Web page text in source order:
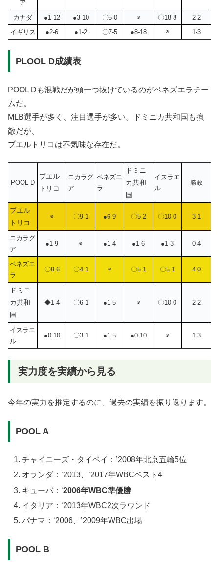
ア
カナダ ●1-12 ●3-10 〇5-0 ⊗ 〇18-8
2-2
イギリス
●2-6 ●1-2 〇7-5 ●8-18 ⊗ 1-3
PLOOL D成績表
POOL Dも混戦だが頭一つ抜けているのがベネズエラチー
ムだ。
MLB選手が多く、注目選手が多い。ドミニカ共和国も強
敵だが、
プエルトリコは不気味な存在だ。
POOL D
プエル
トリコ
ニカラグ
ア
ベネズエ
ラ
ドミニ
カ共和
国
イスラエ
ル
勝敗
プエル
トリコ
⊗ 〇9-1 ●6-9 〇5-2 〇10-0 3-1
ニカラグ
ア
●1-9 ⊗ ●1-4 ●1-6 ●1-3 0-4
ベネズエ
ラ
〇9-6 〇4-1 ⊗ 〇5-1 〇5-1 4-0
ドミニ
カ共和
国
◆1-4 〇6-1 ●1-5 ⊗ 〇10-0 2-2
イスラエ
ル
●0-10 〇3-1 ●1-5 ●0-10 ⊗ 1-3
実力度を実績から見る
今年の実力を推定するのに、過去の実績を振り返ります。
POOL A
チャイニーズ・タイペイ：’2008年北京五輪5位
オランダ： ‘2013、’2017年WBCベスト4
キューバ： ‘2006年WBC準優勝
イタリア： ‘2013年WBC2次ラウンド
パナマ： ‘2006、’2009年WBC出場
POOL B